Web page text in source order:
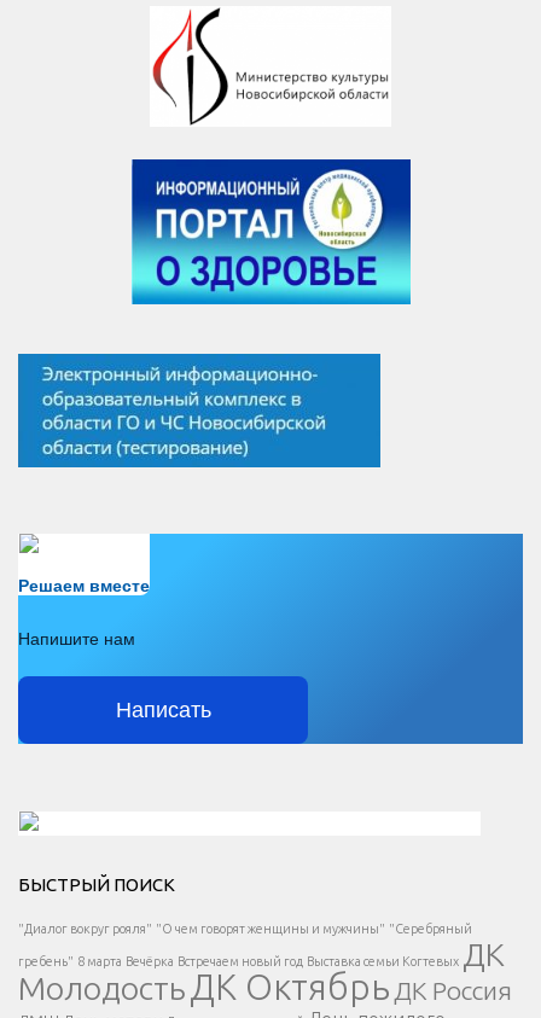
Решаем вместе
Напишите нам
Написать
Есть вопрос?
Напишите нам
БЫСТРЫЙ ПОИСК
"Диалог вокруг рояля" "О чем говорят женщины и мужчины" "Серебряный
гребень" 8 марта Вечёрка Встречаем новый год Выставка семьи Когтевых ДК
МолодостьДК Октябрь ДК Россия